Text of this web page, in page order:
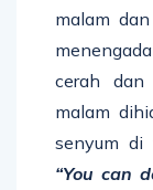
malam
cerah
malam
senyum di
“You can